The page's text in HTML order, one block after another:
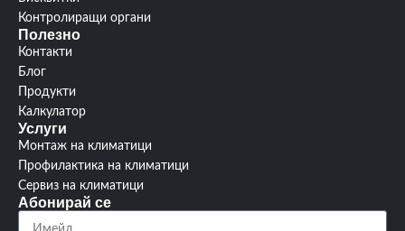
Контролиращи органи
Полезно
Контакти
Блог
Продукти
Калкулатор
Услуги
Монтаж на климатици
Профилактика на климатици
Сервиз на климатици
Абонирай се